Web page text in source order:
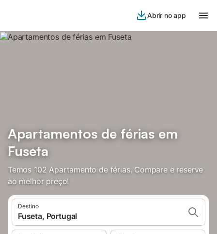
Abrir no app
Apartamentos de férias em
Fuseta
Temos 102 Apartamento de férias. Compare e reserve
ao melhor preço!
Destino
Fuseta, Portugal